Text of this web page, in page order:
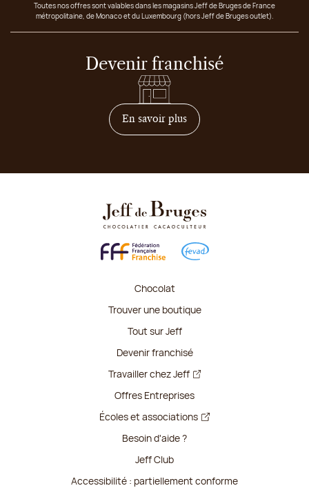
Toutes nos offres sont valables dans les magasins Jeff de Bruges de France
métropolitaine, de Monaco et du Luxembourg (hors Jeff de Bruges outlet).
Devenir franchisé
En savoir plussur comment devenir
Chocolat
Trouver une boutique
Tout sur Jeff
Devenir franchisé
Travailler chez Jeff
Offres Entreprises
Écoles et associations
Besoin d'aide ?
Jeff Club
Accessibilité : partiellement conforme